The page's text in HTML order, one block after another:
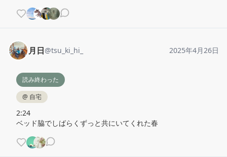
月日@tsu_ki_hi_ 2025年4月26日
読み終わった
@ 自宅
2:24
ベッド脇でしばらくずっと共にいてくれた春